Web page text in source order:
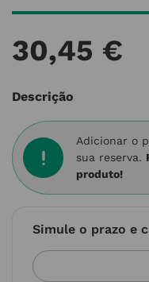
30,45 €
Descrição
Adicionar o
sua reserva.
produto!
Simule o prazo e